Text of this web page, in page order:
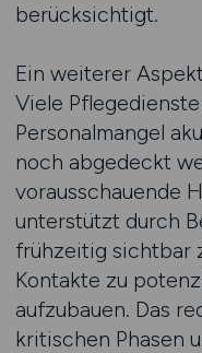
berücksichtigt.
Ein weiterer
Viele
Personalmangel
noch abgedeckt
vorausschauende
unterstützt durch
frühzeitig sichtbar
Kontakte zu
aufzubauen. Das
kritischen Phasen